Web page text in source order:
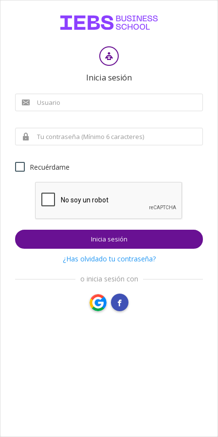
Inicia sesión
Recuérdame
Inicia sesión
¿Has olvidado tu contraseña?
o inicia sesión con